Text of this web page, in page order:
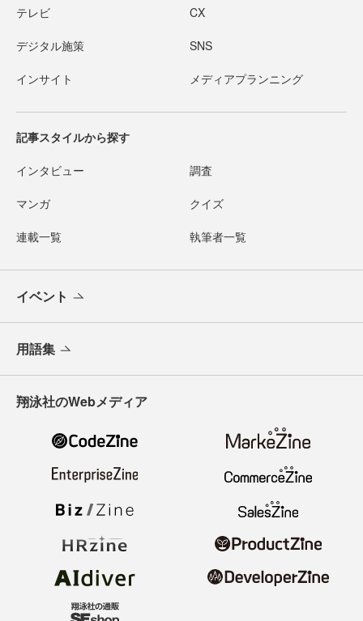
テレビ CX
デジタル施策 SNS
インサイト メディアプランニング
記事スタイルから探す
インタビュー 調査
マンガ クイズ
連載一覧 執筆者一覧
イベント
用語集
翔泳社のWebメディア